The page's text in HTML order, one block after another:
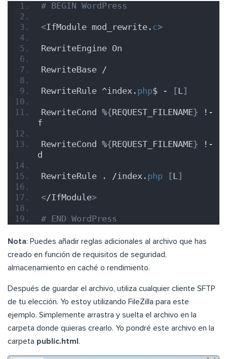
# BEGIN WordPress
<IfModule mod_rewrite. c>
RewriteEngine On
RewriteBase /
RewriteRule ^index. php$ - [L]
RewriteCond %{REQUEST_FILENAME} !-
f
RewriteCond %{REQUEST_FILENAME} !-
d
RewriteRule . /index. php [L]
</IfModule>
# END WordPress
Nota: Puedes añadir reglas adicionales al archivo que has
creado en función de requisitos de seguridad,
almacenamiento en caché o rendimiento.
Después de guardar el archivo, utiliza cualquier cliente SFTP
de tu elección. Yo estoy utilizando FileZilla para este
ejemplo. Simplemente arrastra y suelta el archivo en la
carpeta donde quieras crearlo. Yo pondré este archivo en la
carpeta public.html .